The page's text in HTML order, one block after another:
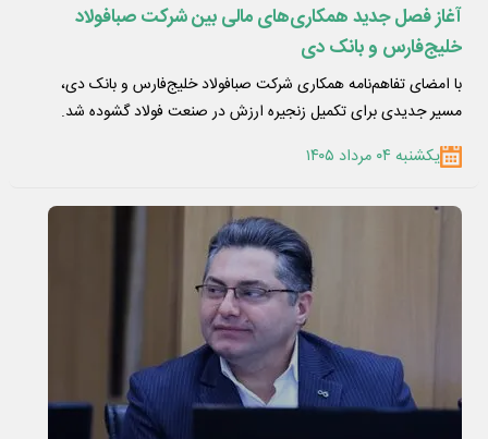
آغاز فصل جدید همکاری‌های مالی بین شرکت صبافولاد
خلیج‌فارس و بانک دی
با امضای تفاهم‌نامه همکاری شرکت صبافولاد خلیج‌فارس و بانک دی،
مسیر جدیدی برای تکمیل زنجیره ارزش در صنعت فولاد گشوده شد.
یکشنبه ۰۴ مرداد ۱۴۰۵